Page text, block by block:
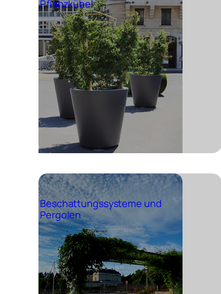
Pflanzkübel
Beschattungssysteme und
Pergolen